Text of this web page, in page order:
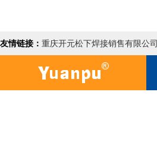
友情链接： 重庆开元松下焊接销售有限公司